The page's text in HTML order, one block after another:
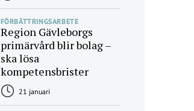
FÖRBÄTTRINGSARBETE
Region Gävleborgs
primärvård blir bolag –
ska lösa
kompetensbrister
21 januari